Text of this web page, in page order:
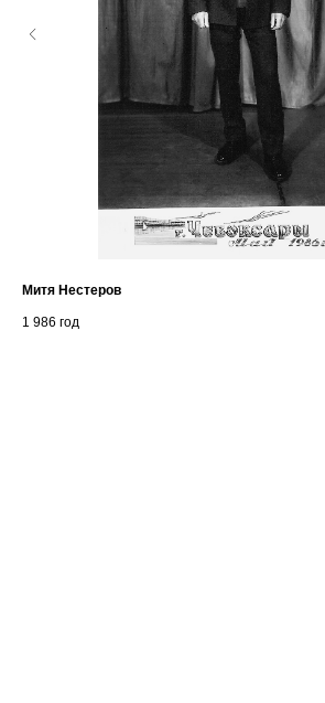
Митя Нестеров
1 986 год